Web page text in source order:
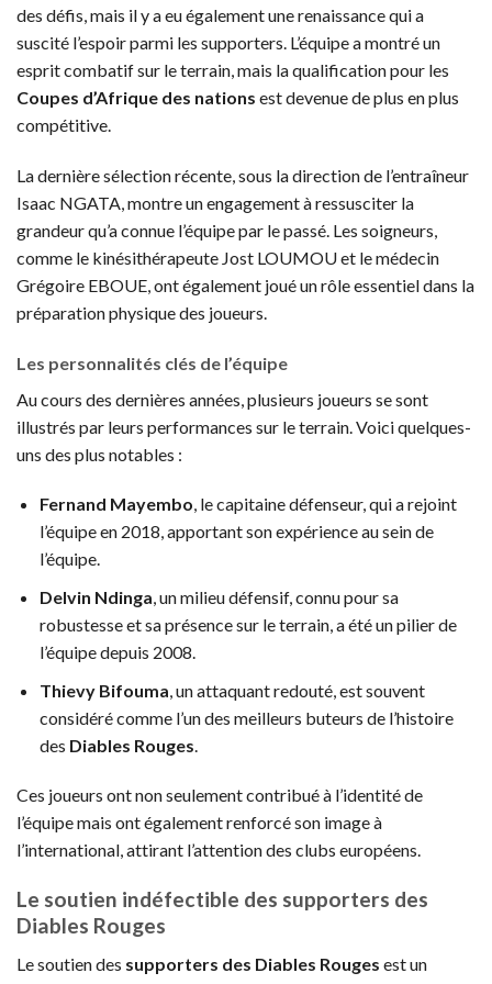
des défis, mais il y a eu également une renaissance qui a
suscité l’espoir parmi les supporters. L’équipe a montré un
esprit combatif sur le terrain, mais la qualification pour les
Coupes d’Afrique des nations est devenue de plus en plus
compétitive.
La dernière sélection récente, sous la direction de l’entraîneur
Isaac NGATA, montre un engagement à ressusciter la
grandeur qu’a connue l’équipe par le passé. Les soigneurs,
comme le kinésithérapeute Jost LOUMOU et le médecin
Grégoire EBOUE, ont également joué un rôle essentiel dans la
préparation physique des joueurs.
Les personnalités clés de l’équipe
Au cours des dernières années, plusieurs joueurs se sont
illustrés par leurs performances sur le terrain. Voici quelques-
uns des plus notables :
Fernand Mayembo, le capitaine défenseur, qui a rejoint
l’équipe en 2018, apportant son expérience au sein de
l’équipe.
Delvin Ndinga, un milieu défensif, connu pour sa
robustesse et sa présence sur le terrain, a été un pilier de
l’équipe depuis 2008.
Thievy Bifouma , un attaquant redouté, est souvent
considéré comme l’un des meilleurs buteurs de l’histoire
des Diables Rouges
Ces joueurs ont non seulement contribué à l’identité de
l’équipe mais ont également renforcé son image à
l’international, attirant l’attention des clubs européens.
Le soutien indéfectible des supporters des
Diables Rouges
Le soutien des supporters des Diables Rouges est un